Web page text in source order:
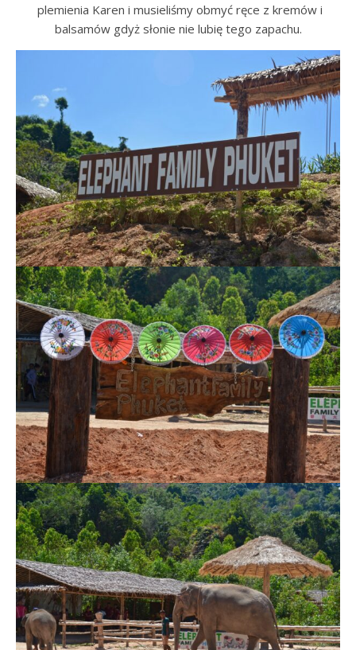
plemienia Karen i musieliśmy obmyć ręce z kremów i
balsamów gdyż słonie nie lubię tego zapachu.